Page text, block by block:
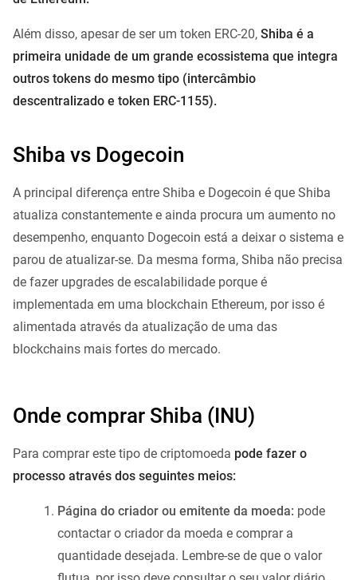
Além disso, apesar de ser um token ERC-20, Shiba é a
primeira unidade de um grande ecossistema que integra
outros tokens do mesmo tipo (intercâmbio
descentralizado e token ERC-1155).
Shiba vs Dogecoin
A principal diferença entre Shiba e Dogecoin é que Shiba
atualiza constantemente e ainda procura um aumento no
desempenho, enquanto Dogecoin está a deixar o sistema e
parou de atualizar-se. Da mesma forma, Shiba não precisa
de fazer upgrades de escalabilidade porque é
implementada em uma blockchain Ethereum, por isso é
alimentada através da atualização de uma das
blockchains mais fortes do mercado.
Onde comprar Shiba (INU)
Para comprar este tipo de criptomoeda pode fazer o
processo através dos seguintes meios:
Página do criador ou emitente da moeda: pode
contactar o criador da moeda e comprar a
quantidade desejada. Lembre-se de que o valor